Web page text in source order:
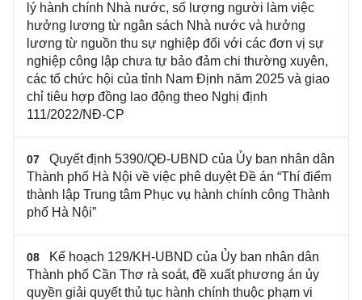
lý hành chính Nhà nước, số lượng người làm việc
hưởng lương từ ngân sách Nhà nước và hưởng
lương từ nguồn thu sự nghiệp đối với các đơn vị sự
nghiệp công lập chưa tự bảo đảm chi thường xuyên,
các tổ chức hội của tỉnh Nam Định năm 2025 và giao
chỉ tiêu hợp đồng lao động theo Nghị định
111/2022/NĐ-CP
07
Quyết định 5390/QĐ-UBND của Ủy ban nhân dân
Thành phố Hà Nội về việc phê duyệt Đề án “Thí điểm
thành lập Trung tâm Phục vụ hành chính công Thành
phố Hà Nội”
08
Kế hoạch 129/KH-UBND của Ủy ban nhân dân
Thành phố Cần Thơ rà soát, đề xuất phương án ủy
quyền giải quyết thủ tục hành chính thuộc phạm vi